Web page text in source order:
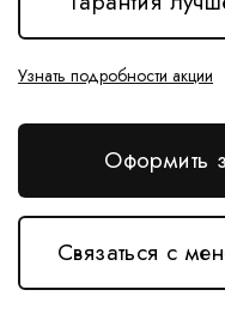
Узнать подробности акции
Оформить
Связаться с